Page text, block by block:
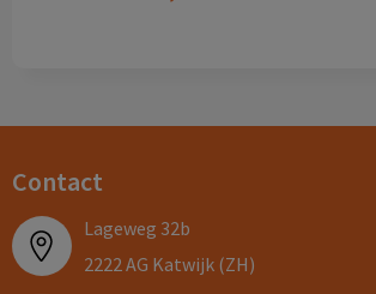
Contact
Lageweg 32b
2222 AG Katwijk (ZH)